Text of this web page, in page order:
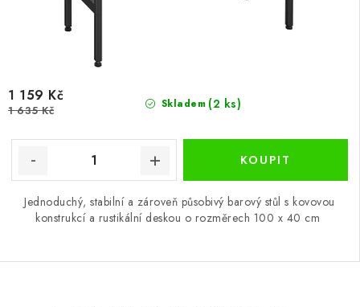
Skladem (2 ks)
1 159 Kč
1 635 Kč
Jednoduchý, stabilní a zároveň působivý barový stůl s kovovou
konstrukcí a rustikální deskou o rozměrech 100 x 40 cm